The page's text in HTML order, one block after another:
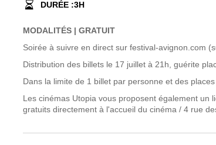
DURÉE :3H
MODALITÉS | GRATUIT
Soirée à suivre en direct sur festival-avignon.com
Distribution des billets le 17 juillet à 21h, guérite
Dans la limite de 1 billet par personne et des places
Les cinémas Utopia vous proposent également
gratuits directement à l'accueil du cinéma / 4 rue